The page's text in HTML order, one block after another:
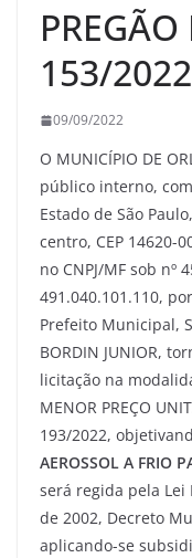
PREGÃO
153/2022
09/09/2022
O MUNICÍPIO DE
público interno,
Estado de São
centro, CEP 14620-
no CNPJ/MF sob nº
491.040.101.110,
Prefeito Municipal,
BORDIN JUNIOR,
licitação na
MENOR PREÇO
193/2022,
AEROSSOL A FRIO
será regida pela Lei
de 2002, Decreto
aplicando-se